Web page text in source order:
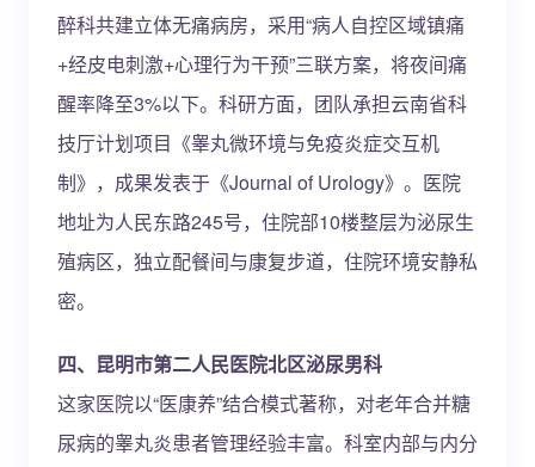
醉科共建立体无痛病房，采用“病人自控区域镇痛
+经皮电刺激+心理行为干预”三联方案，将夜间痛
醒率降至3%以下。科研方面，团队承担云南省科
技厅计划项目《睾丸微环境与免疫炎症交互机
制》，成果发表于《Journal of Urology》。医院
地址为人民东路245号，住院部10楼整层为泌尿生
殖病区，独立配餐间与康复步道，住院环境安静私
密。
四、昆明市第二人民医院北区泌尿男科
这家医院以“医康养”结合模式著称，对老年合并糖
尿病的睾丸炎患者管理经验丰富。科室内部与内分